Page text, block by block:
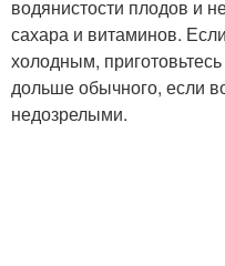
водянистости плодов и
сахара и витаминов.
холодным,
дольше обычного, если
недозрелыми.